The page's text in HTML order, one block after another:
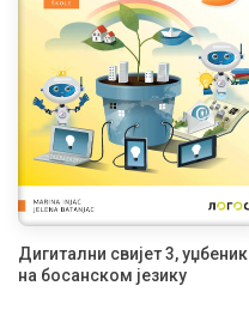
Дигитални свијет 3, уџбеник
на босанском језику